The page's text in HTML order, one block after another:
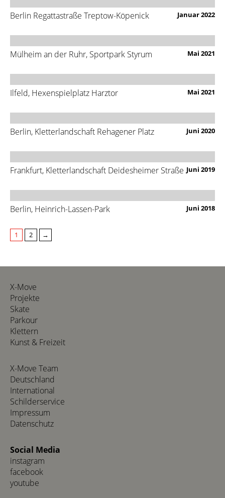
Berlin Regattastraße Treptow-Köpenick Januar 2022
Mülheim an der Ruhr, Sportpark Styrum Mai 2021
Ilfeld, Hexenspielplatz Harztor Mai 2021
Berlin, Kletterlandschaft Rehagener Platz Juni 2020
Frankfurt, Kletterlandschaft Deidesheimer Straße Juni 2019
Berlin, Heinrich-Lassen-Park Juni 2018
1 2 →
X-Move
Projekte
Skate
Parkour
Klettern
Kunst & Freizeit
X-Move Team
Deutschland
International
Schilderservice
Impressum
Datenschutz
Social Media
instagram
facebook
youtube